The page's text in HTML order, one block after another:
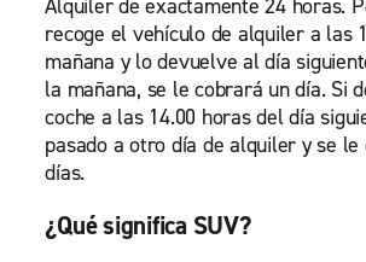
Alquiler de exactamente 24 horas.
recoge el vehículo de alquiler a las
mañana y lo devuelve al día
la mañana, se le cobrará un día. Si
coche a las 14.00 horas del día
pasado a otro día de alquiler y se le
días.
¿Qué significa SUV?